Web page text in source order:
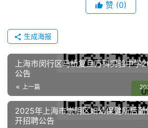
赞 (0)
生成海报
上海市闵行区马桥复旦万科实验中学
公告
上一篇
2025年上海市崇明区妇幼保健所后勤
开招聘公告